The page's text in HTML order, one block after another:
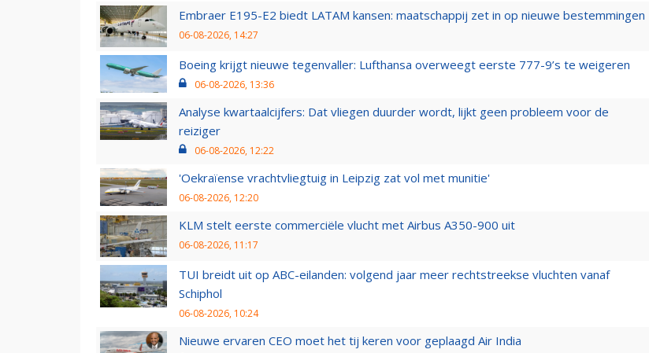
Embraer E195-E2 biedt LATAM kansen: maatschappij zet in op nieuwe bestemmingen
06-08-2026, 14:27
Boeing krijgt nieuwe tegenvaller: Lufthansa overweegt eerste 777-9’s te weigeren
06-08-2026, 13:36
Analyse kwartaalcijfers: Dat vliegen duurder wordt, lijkt geen probleem voor de
reiziger
06-08-2026, 12:22
'Oekraïense vrachtvliegtuig in Leipzig zat vol met munitie'
06-08-2026, 12:20
KLM stelt eerste commerciële vlucht met Airbus A350-900 uit
06-08-2026, 11:17
TUI breidt uit op ABC-eilanden: volgend jaar meer rechtstreekse vluchten vanaf
Schiphol
06-08-2026, 10:24
Nieuwe ervaren CEO moet het tij keren voor geplaagd Air India